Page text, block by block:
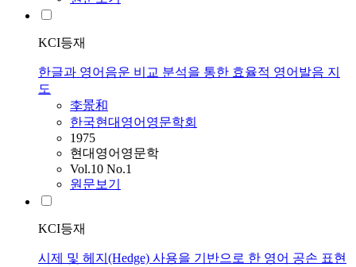
KCI등재
한글과 영어음운 비교 분석을 통한 효율적 영어발음 지
도
李景和
한국현대영어영문학회
1975
현대영어영문학
Vol.10 No.1
원문보기
KCI등재
시제 및 헤지(Hedge) 사용을 기반으로 한 영어 공손 표현